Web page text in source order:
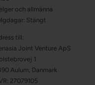
och allmänna
Stängt
till:
Joint Venture ApS
1
Aulum, Danmark
27079105